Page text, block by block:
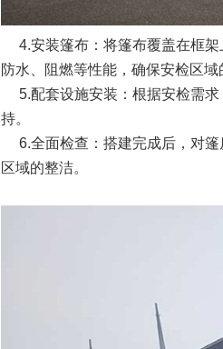
4.安装篷布：将篷布覆盖在框架
防水、阻燃等性能，确保安检区域
5.配套设施安装：根据安检需求
持。
6.全面检查：搭建完成后，对篷
区域的整洁。